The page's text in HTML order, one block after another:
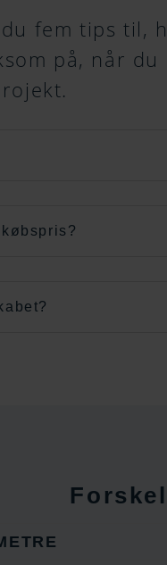
fem tips til,
på, når du